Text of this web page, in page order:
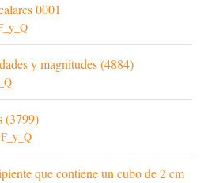
0001
y magnitudes (4884)
(3799)
F_y_Q
que contiene un cubo de 2 cm